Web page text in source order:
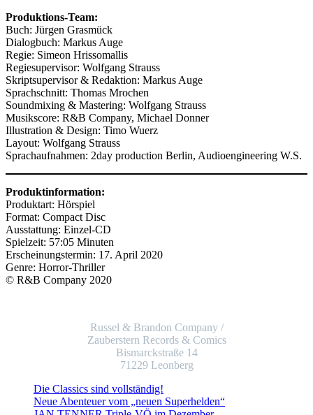
Produktions-Team:
Buch: Jürgen Grasmück
Dialogbuch: Markus Auge
Regie: Simeon Hrissomallis
Regiesupervisor: Wolfgang Strauss
Skriptsupervisor & Redaktion: Markus Auge
Sprachschnitt: Thomas Mrochen
Soundmixing & Mastering: Wolfgang Strauss
Musikscore: R&B Company, Michael Donner
Illustration & Design: Timo Wuerz
Layout: Wolfgang Strauss
Sprachaufnahmen: 2day production Berlin, Audioengineering W.S.
Produktinformation:
Produktart: Hörspiel
Format: Compact Disc
Ausstattung: Einzel-CD
Spielzeit: 57:05 Minuten
Erscheinungstermin: 17. April 2020
Genre: Horror-Thriller
© R&B Company 2020
Russel & Brandon Company /
Zauberstern Records & Comics
Bismarckstraße 14
71229 Leonberg
Die Classics sind vollständig!
Neue Abenteuer vom „neuen Superhelden“